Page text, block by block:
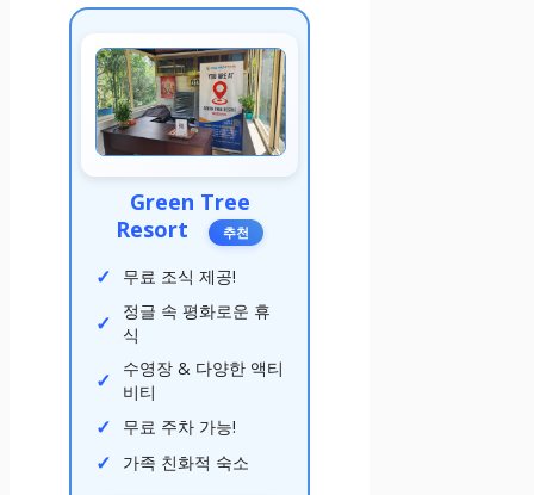
Green Tree
Resort
추천
무료 조식 제공!
정글 속 평화로운 휴
식
수영장 & 다양한 액티
비티
무료 주차 가능!
가족 친화적 숙소